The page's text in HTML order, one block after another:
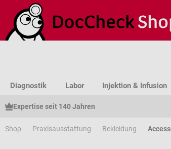
Hauptinhalt springen
Zur Suche springen
Zur Hauptnavigation springen
Diagnostik Labor Injektion & Infusion
Expertise seit 140 Jahren
Shop Praxisausstattung Bekleidung